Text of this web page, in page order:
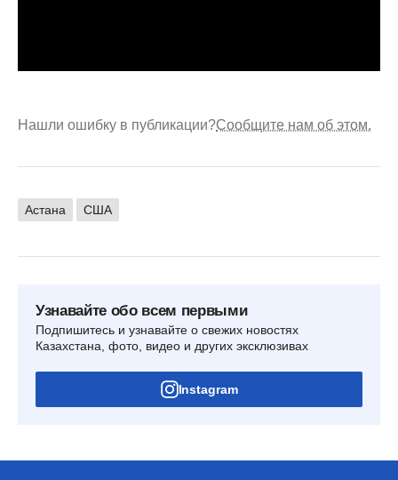
Нашли ошибку в публикации?Сообщите нам об этом.
Астана США
Узнавайте обо всем первыми
Подпишитесь и узнавайте о свежих новостях
Казахстана, фото, видео и других эксклюзивах
Instagram